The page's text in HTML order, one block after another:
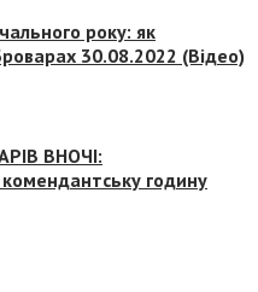
року: як
30.08.2022 (Відео)
ВНОЧІ:
годину